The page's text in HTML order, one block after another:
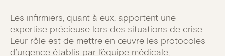
Les infirmiers, quant à eux, apportent une
expertise précieuse lors des situations de crise.
Leur rôle est de mettre en œuvre les protocoles
d’urgence établis par l’équipe médicale,